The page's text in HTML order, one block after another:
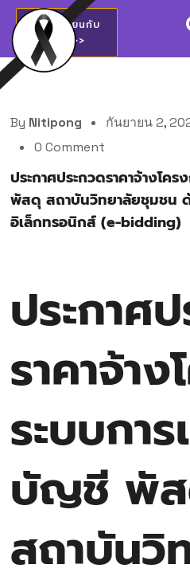
สมัครเรียนกับ
วชช.>>
By Nitipong กันยายน 2,
0 Comment
ประกาศประกวดราคาจ้างโค
พัสดุ สถาบันวิทยาลัยชุมชน ด้
อิเล็กทรอนิกส์ (e-bidding)
ประกาศ
ราคาจ้าง
ระบบการ
บัญชี พั
สถาบันวิ